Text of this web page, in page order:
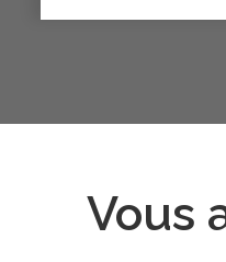
Vous